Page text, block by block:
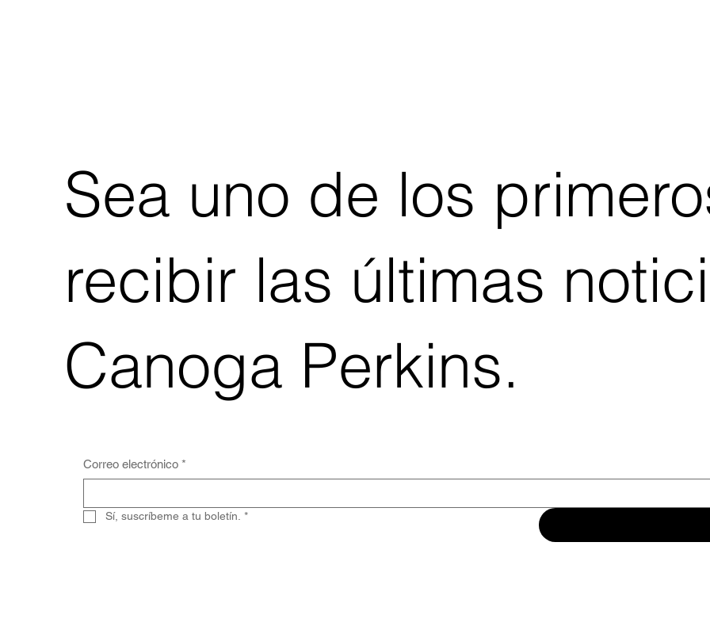
Sea uno de los
recibir las últimas
Canoga Perkins.
Correo electrónico *
Sí, suscríbeme a tu boletín. *